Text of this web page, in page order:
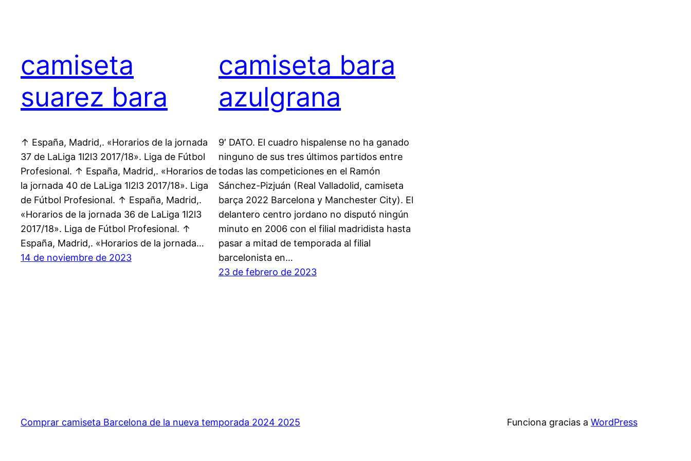
camiseta
suarez bara
↑ España, Madrid,. «Horarios de la jornada
37 de LaLiga 1l2l3 2017/18». Liga de Fútbol
Profesional. ↑ España, Madrid,. «Horarios de
la jornada 40 de LaLiga 1l2l3 2017/18». Liga
de Fútbol Profesional. ↑ España, Madrid,.
«Horarios de la jornada 36 de LaLiga 1l2l3
2017/18». Liga de Fútbol Profesional. ↑
España, Madrid,. «Horarios de la jornada…
14 de noviembre de 2023
camiseta bara
azulgrana
9′ DATO. El cuadro hispalense no ha ganado
ninguno de sus tres últimos partidos entre
todas las competiciones en el Ramón
Sánchez-Pizjuán (Real Valladolid, camiseta
barça 2022 Barcelona y Manchester City). El
delantero centro jordano no disputó ningún
minuto en 2006 con el filial madridista hasta
pasar a mitad de temporada al filial
barcelonista en…
23 de febrero de 2023
Comprar camiseta Barcelona de la nueva temporada 2024 2025 Funciona gracias a WordPress